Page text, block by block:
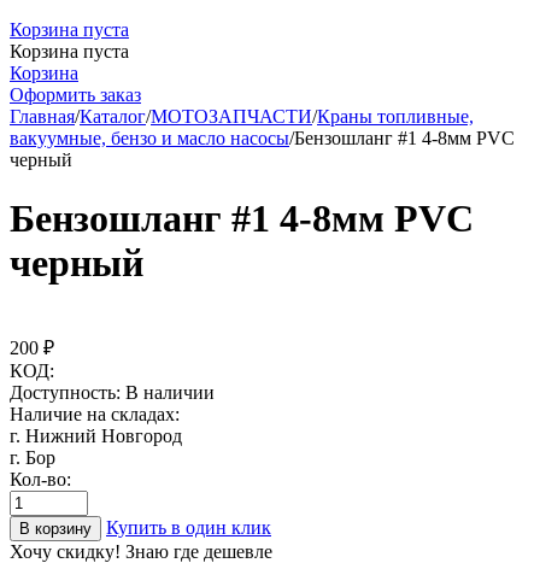
Корзина пуста
Корзина пуста
Корзина
Оформить заказ
Главная/Каталог/МОТОЗАПЧАСТИ/Краны топливные,
вакуумные, бензо и масло насосы/Бензошланг #1 4-8мм PVC
черный
Бензошланг #1 4-8мм PVC
черный
200 ₽
КОД:
Доступность: В наличии
Наличие на складах:
г. Нижний Новгород
г. Бор
Кол-во:
В корзину
Купить в один клик
Хочу скидку! Знаю где дешевле